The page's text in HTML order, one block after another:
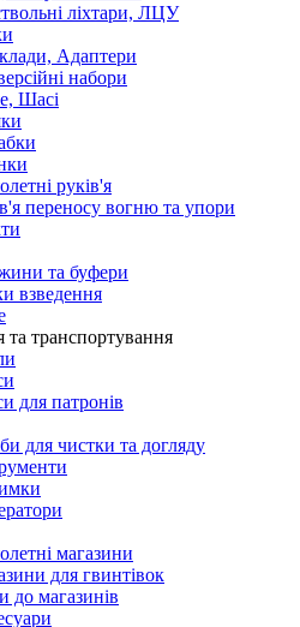
ліхтари, ЛЦУ
Адаптери
набори
Шасі
руків'я
переносу вогню та упори
та буфери
взведення
та транспортування
для патронів
для чистки та догляду
магазини
для гвинтівок
до магазинів